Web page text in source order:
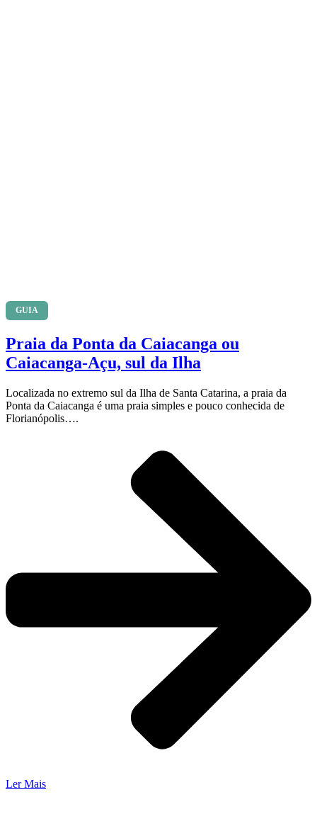
GUIA
Praia da Ponta da Caiacanga ou
Caiacanga-Açu, sul da Ilha
Localizada no extremo sul da Ilha de Santa Catarina, a praia da
Ponta da Caiacanga é uma praia simples e pouco conhecida de
Florianópolis….
Ler Mais